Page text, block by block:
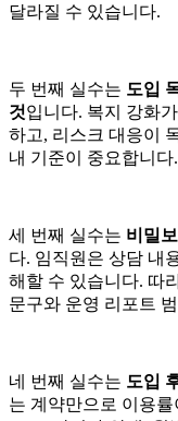
달라질 수 있습니다.
두 번째 실수는 도입
것입니다. 복지 강화
하고, 리스크 대응이
내 기준이 중요합니다.
세 번째 실수는 비밀
다. 임직원은 상담 내
해할 수 있습니다. 따
문구와 운영 리포트
네 번째 실수는 도입
는 계약만으로 이용